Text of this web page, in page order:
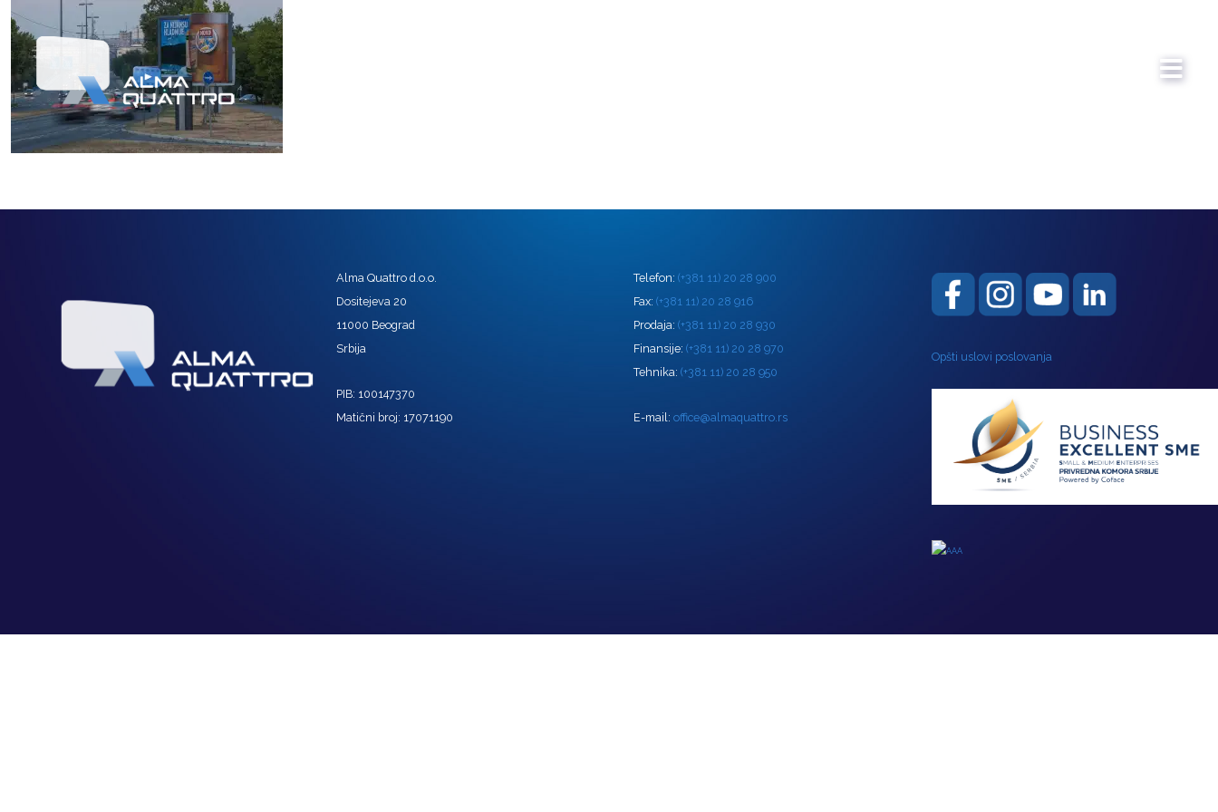
Alma Quattro d.o.o.
Dositejeva 20
11000 Beograd
Srbija
PIB: 100147370
Matični broj: 17071190
Telefon: (+381 11) 20 28 900
Fax: (+381 11) 20 28 916
Prodaja: (+381 11) 20 28 930
Finansije: (+381 11) 20 28 970
Tehnika: (+381 11) 20 28 950
E-mail: office@almaquattro.rs
Opšti uslovi poslovanja